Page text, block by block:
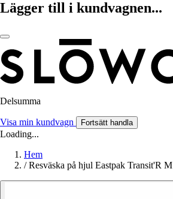
Lägger till i kundvagnen...
Delsumma
Visa min kundvagn Fortsätt handla
Loading...
Hem
/ Resväska på hjul Eastpak Transit'R M